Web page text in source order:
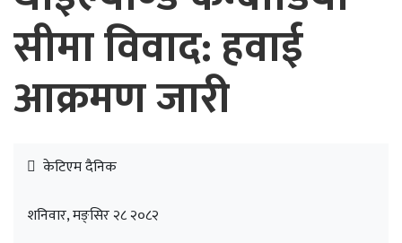
सीमा विवाद: हवाई
आक्रमण जारी
केटिएम दैनिक
शनिवार, मङ्सिर २८ २०८२